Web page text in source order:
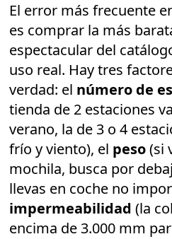
El error más frecuente
es comprar la más
espectacular del
uso real. Hay tres
verdad: el número de
tienda de 2 estaciones
verano, la de 3 o 4
frío y viento), el peso(si
mochila, busca por
llevas en coche no
impermeabilidad (la
encima de 3.000 mm